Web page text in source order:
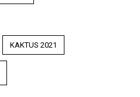
KAKTUS 2021